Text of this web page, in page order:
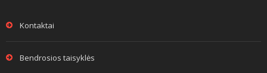
Kontaktai
Bendrosios taisyklės